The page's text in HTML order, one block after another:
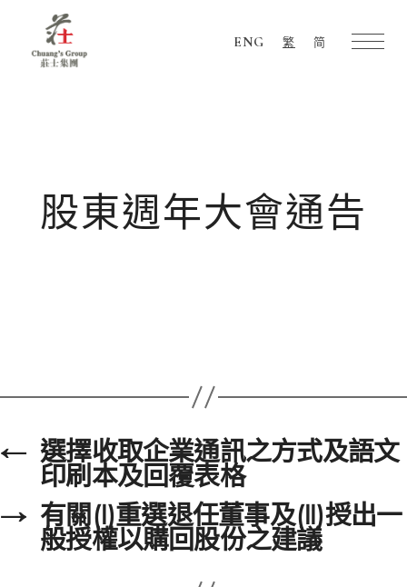
ENG 繁 简
股東週年大會通告
← 選擇收取企業通訊之方式及語文
印刷本及回覆表格
→ 有關(I)重選退任董事及(II)授出一
般授權以購回股份之建議